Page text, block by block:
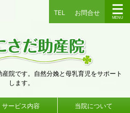
TEL お問合せ
院です。自然分娩と母乳育児をサポート
します。
サービス内容 当院について